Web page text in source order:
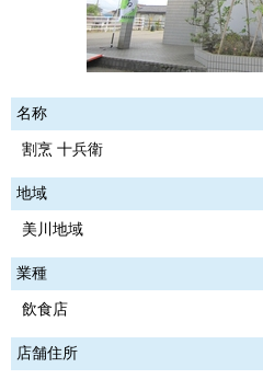
名称
割烹 十兵衛
地域
美川地域
業種
飲食店
店舗住所